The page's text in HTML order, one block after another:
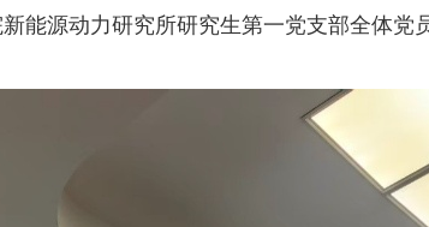
能源动力研究所研究生第一党支部全体党